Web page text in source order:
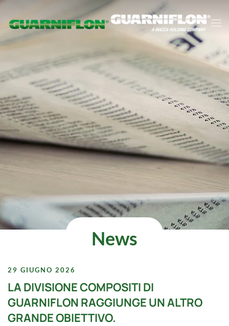
Skip to main content
News
29 GIUGNO 2026
LA DIVISIONE COMPOSITI DI
GUARNIFLON RAGGIUNGE UN ALTRO
GRANDE OBIETTIVO.